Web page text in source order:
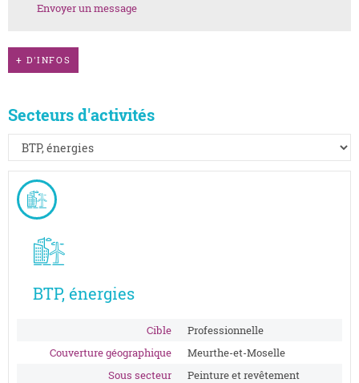
Envoyer un message
+ D'INFOS
Secteurs d'activités
BTP, énergies
Cible
Professionnelle
Couverture géographique
Meurthe-et-Moselle
Sous secteur
Peinture et revêtement